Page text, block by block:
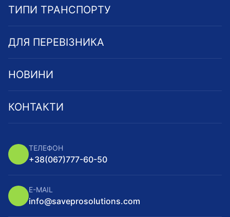
ТИПИ ТРАНСПОРТУ
ДЛЯ ПЕРЕВІЗНИКА
НОВИНИ
КОНТАКТИ
ТЕЛЕФОН
+38(067)777-60-50
E-MAIL
info@saveprosolutions.com